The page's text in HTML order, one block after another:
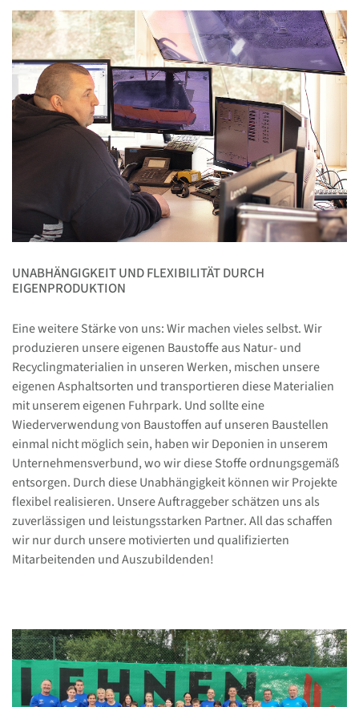
UNABHÄNGIGKEIT UND FLEXIBILITÄT DURCH
EIGENPRODUKTION
Eine weitere Stärke von uns: Wir machen vieles selbst. Wir
produzieren unsere eigenen Baustoffe aus Natur- und
Recyclingmaterialien in unseren Werken, mischen unsere
eigenen Asphaltsorten und transportieren diese Materialien
mit unserem eigenen Fuhrpark. Und sollte eine
Wiederverwendung von Baustoffen auf unseren Baustellen
einmal nicht möglich sein, haben wir Deponien in unserem
Unternehmensverbund, wo wir diese Stoffe ordnungsgemäß
entsorgen. Durch diese Unabhängigkeit können wir Projekte
flexibel realisieren. Unsere Auftraggeber schätzen uns als
zuverlässigen und leistungsstarken Partner. All das schaffen
wir nur durch unsere motivierten und qualifizierten
Mitarbeitenden und Auszubildenden!